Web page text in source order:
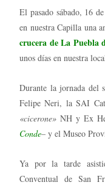
El pasado sábado, 16
en nuestra Capilla una
crucera de La Puebla
unos días en nuestra
Durante la jornada del
Felipe Neri, la SAI
«cicerone» NH y Ex
Conde– y el Museo
Ya por la tarde
Conventual de San